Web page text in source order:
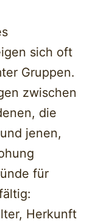
sich oft
Gruppen.
zwischen
die
jenen,
für
Herkunft